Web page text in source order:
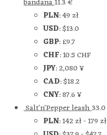
PLN:49 zł
USD:$13.0
GBP:£9.7
CHF:10.5 CHF
JPY:2,080 ¥
CAD:$18.2
CNY:87.6 ¥
Salt'n'Pepper leash33.0
PLN:142 zł-179 zł